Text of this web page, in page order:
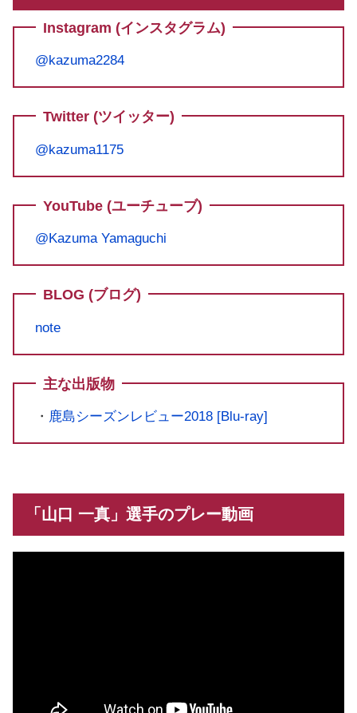
Instagram (インスタグラム)
@kazuma2284
Twitter (ツイッター)
@kazuma1175
YouTube (ユーチューブ)
@Kazuma Yamaguchi
BLOG (ブログ)
note
主な出版物
・ 鹿島シーズンレビュー2018 [Blu-ray]
「山口 一真」選手のプレー動画